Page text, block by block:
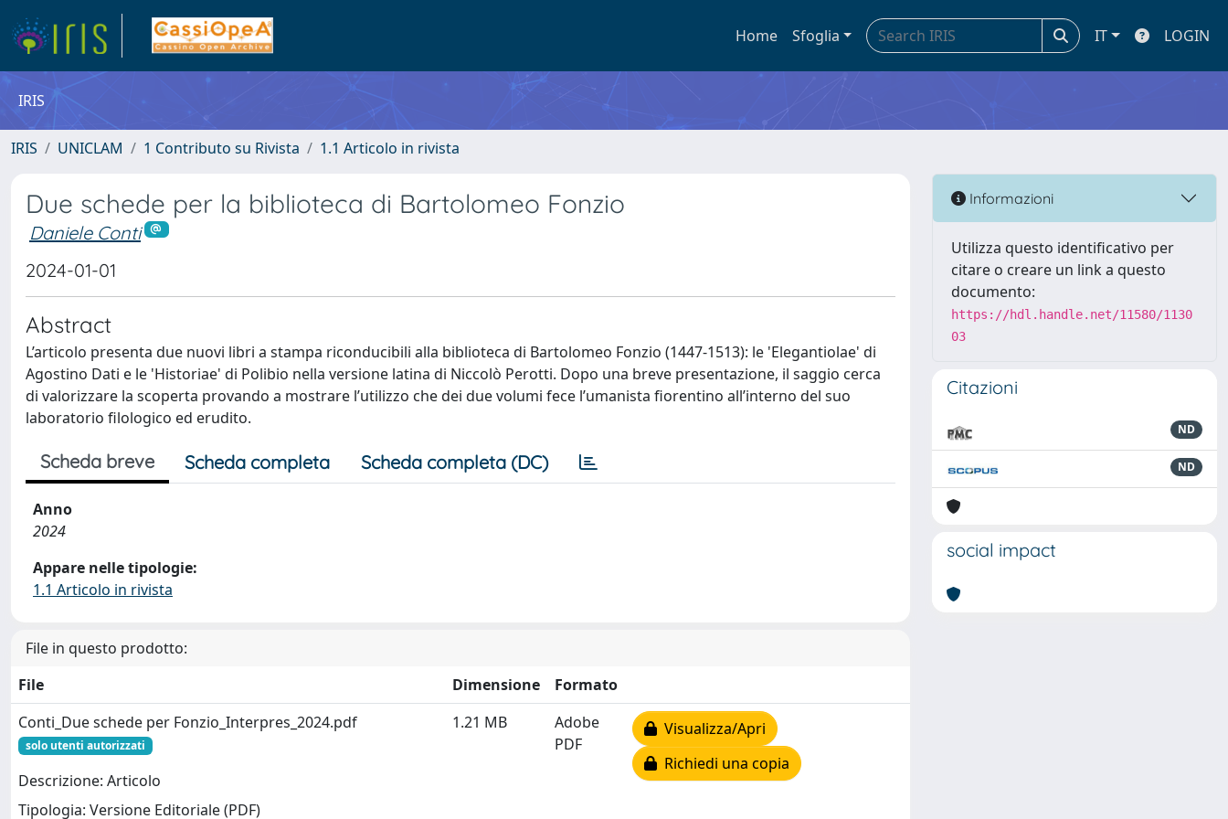
Home Sfoglia IT LOGIN
IRIS
IRIS UNICLAM 1 Contributo su Rivista 1.1 Articolo in rivista
Due schede per la biblioteca di Bartolomeo Fonzio
Daniele Conti
2024-01-01
Abstract
L’articolo presenta due nuovi libri a stampa riconducibili alla biblioteca di Bartolomeo Fonzio (1447-1513): le 'Elegantiolae' di
Agostino Dati e le 'Historiae' di Polibio nella versione latina di Niccolò Perotti. Dopo una breve presentazione, il saggio cerca
di valorizzare la scoperta provando a mostrare l’utilizzo che dei due volumi fece l’umanista fiorentino all’interno del suo
laboratorio filologico ed erudito.
Scheda breve Scheda completa Scheda completa (DC)
Anno
2024
Appare nelle tipologie:
1.1 Articolo in rivista
File in questo prodotto:
File
Dimensione
Formato
Conti_Due schede per Fonzio_Interpres_2024.pdf
solo utenti autorizzati
Descrizione: Articolo
Tipologia: Versione Editoriale (PDF)
1.21 MB
Adobe
PDF
Visualizza/Apri
Richiedi una copia
Informazioni
Utilizza questo identificativo per
citare o creare un link a questo
documento:
https://hdl.handle.net/11580/1130
03
Citazioni
ND
ND
social impact